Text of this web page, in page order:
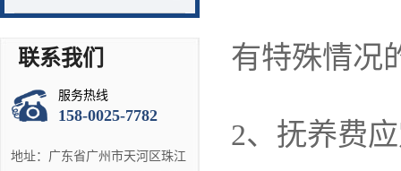
联系我们
服务热线
158-0025-7782
地址：广东省广州市天河区珠江
有特殊情况
2、抚养费